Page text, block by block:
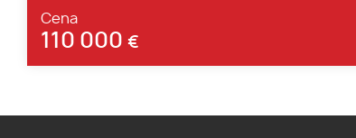
Cena
110 000 €